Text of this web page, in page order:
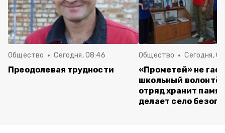
Общество Сегодня, 08:46
Преодолевая трудности
Общество Сегодня,
«Прометей» не
школьный
отряд хранит
делает село